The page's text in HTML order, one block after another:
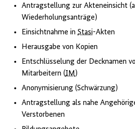
Antragstellung zur Akteneinsicht
Wiederholungsanträge)
Einsichtnahme in Stasi-Akten
Herausgabe von Kopien
Entschlüsselung der Decknamen
Mitarbeitern (IM )
Anonymisierung (Schwärzung)
Antragstellung als nahe
Verstorbenen